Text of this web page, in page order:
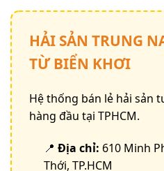
HẢI SẢN TRUNG
TỪ BIỂN KHƠI
Hệ thống bán lẻ hải sản
hàng đầu tại TPHCM.
📍 Địa chỉ: 610 Minh
Thới, TP.HCM